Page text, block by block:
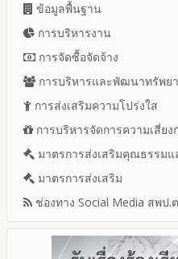
ข้อมูลพื้นฐาน
โครงสร้าง หน้าที่และอำนาจ
ข้อมูลผู้บริหาร
ข้อมูลการติดต่อและ ช่องทาง
นโยบายคุ้มครองข้อมูลส่วนบุ
ข่าวประชาสัมพันธ์
ข่าวสารพัฒนาสำนักงานเกี่ย
การบริหารงาน
แผนยุทธศาสตร์หรือแผนพัฒ
แผนและความก้าวหน้าในก
ปีงบประมาณ 2569
ปีงบประมาณ 2568
ปีงบประมาณ 2567
ปีงบประมาณ 2566
รายงานผลการดำเนินงานป
รายงานผลปี 2568
รายงานผลปี 2567
การจัดซื้อจัดจ้าง
สรุปผลการจัดซื้อจัดจ้างหรือก
ปีงบประมาณ พ.ศ.2569 (แบบ สข
เขตพื้นที่การศึกษา ประจำปีงบป
การบริหารและพัฒนาทรัพย
หลักเกณฑ์และแผนการบริหา
ปีงบประมาณ พ.ศ.2569
รายงานผลการบริหารและพั
ปีงบประมาณ
ประมวลจริยธรรมและการขับ
การส่งเสริมความโปร่งใส
แนวปฏิบัติการจัดการเรื่องร้
ช่องทางแจ้งเรื่องร้องเรียนก
ข้อมูลสถิติเรื่องร้องเรียนกา
ปีงบประมาณ
การเปิดโอกาสให้มีส่วนร่วมใ
การบริหารจัดการความเสี่ยง
การขับเคลื่อนนโยบาย No
การเสริมสร้างรู้เกี่ยวกับหลักเ
ใดโดยธรรมจรรยาของเจ้าพนัก
การประเมินความเสี่ยงการทุ
ประจำปีงบประมาณ
รายงานผลการดำเนินการต
มาตรการส่งเสริมคุณธรรมแ
แผนปฏิบัติการป้องกันการทุจ
2569
2568
2567
มาตรการส่งเสริม
มาตรการเผยแพร่ข้อมูลต่อสาธ
มาตรการส่งเสริมความโปร่งใ
มาตราการจัดการเรื่องร้องเรีย
ช่องทาง Social Media สพป.
Q&A / ชมเชย / เสนอแนะ
Facebook เพจ สพป.ตาก 2